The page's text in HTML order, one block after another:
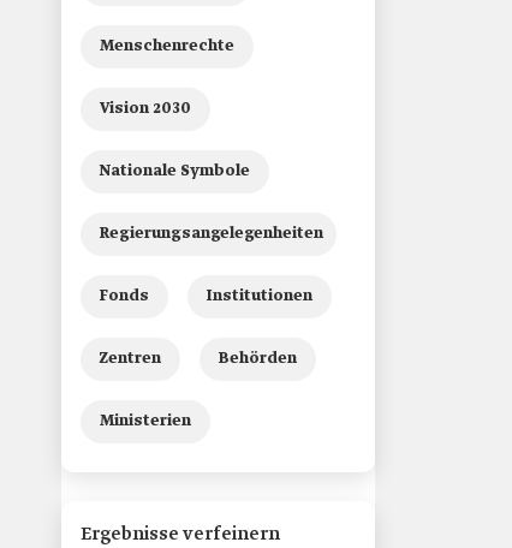
Menschenrechte
Vision 2030
Nationale Symbole
Regierungsangelegenheiten
Fonds Institutionen
Zentren Behörden
Ministerien
Ergebnisse verfeinern